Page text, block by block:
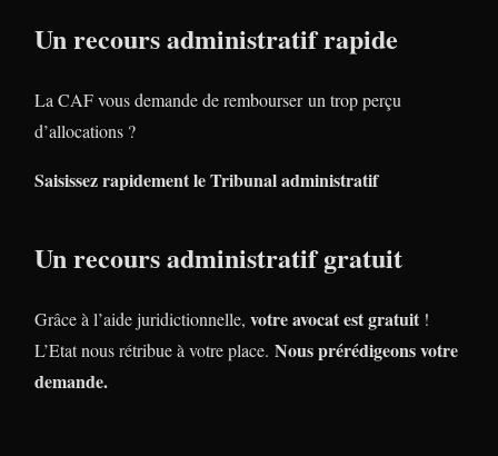
Un recours administratif rapide
La CAF vous demande de rembourser un trop perçu
d’allocations ?
Saisissez rapidement le Tribunal administratif
Un recours administratif gratuit
Grâce à l’aide juridictionnelle, votre avocat est gratuit !
L’Etat nous rétribue à votre place. Nous prérédigeons votre
demande.